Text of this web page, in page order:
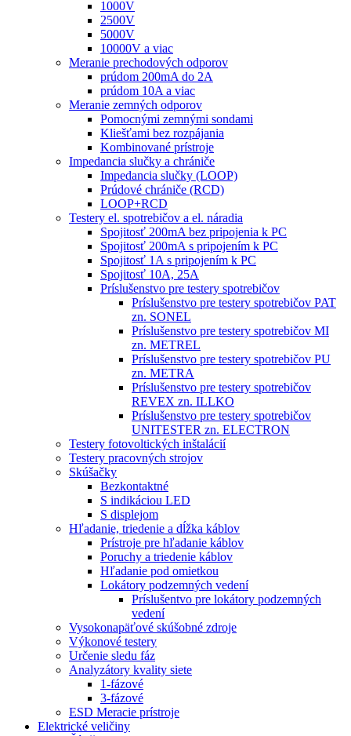
1000V
2500V
5000V
10000V a viac
Meranie prechodových odporov
prúdom 200mA do 2A
prúdom 10A a viac
Meranie zemných odporov
Pomocnými zemnými sondami
Kliešťami bez rozpájania
Kombinované prístroje
Impedancia slučky a chrániče
Impedancia slučky (LOOP)
Prúdové chrániče (RCD)
LOOP+RCD
Testery el. spotrebičov a el. náradia
Spojitosť 200mA bez pripojenia k PC
Spojitosť 200mA s pripojením k PC
Spojitosť 1A s pripojením k PC
Spojitosť 10A, 25A
Príslušenstvo pre testery spotrebičov
Príslušenstvo pre testery spotrebičov PAT
zn. SONEL
Príslušenstvo pre testery spotrebičov MI
zn. METREL
Príslušenstvo pre testery spotrebičov PU
zn. METRA
Príslušenstvo pre testery spotrebičov
REVEX zn. ILLKO
Príslušenstvo pre testery spotrebičov
UNITESTER zn. ELECTRON
Testery fotovoltických inštalácií
Testery pracovných strojov
Skúšačky
Bezkontaktné
S indikáciou LED
S displejom
Hľadanie, triedenie a dĺžka káblov
Prístroje pre hľadanie káblov
Poruchy a triedenie káblov
Hľadanie pod omietkou
Lokátory podzemných vedení
Príslušentvo pre lokátory podzemných
vedení
Vysokonapäťové skúšobné zdroje
Výkonové testery
Určenie sledu fáz
Analyzátory kvality siete
1-fázové
3-fázové
ESD Meracie prístroje
Elektrické veličiny